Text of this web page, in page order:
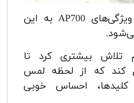
البته که تمام ویژگی‌های AP700 به این
تلاش بیشتری کرد تا
کند که از لحظه لمس
کلیدها، احساس خوبی